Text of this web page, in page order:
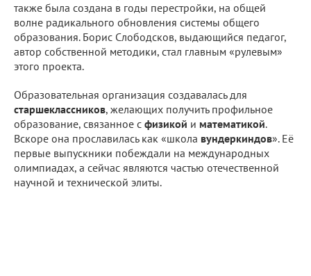
также была создана в годы перестройки, на общей
волне радикального обновления системы общего
образования. Борис Слободсков, выдающийся педагог,
автор собственной методики, стал главным «рулевым»
этого проекта.
Образовательная организация создавалась для
старшеклассников, желающих получить профильное
образование, связанное с физикой и математикой.
Вскоре она прославилась как «школа вундеркиндов». Её
первые выпускники побеждали на международных
олимпиадах, а сейчас являются частью отечественной
научной и технической элиты.